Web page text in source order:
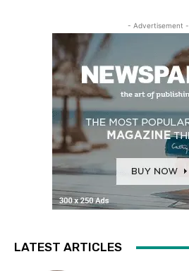
- Advertisement -
LATEST ARTICLES